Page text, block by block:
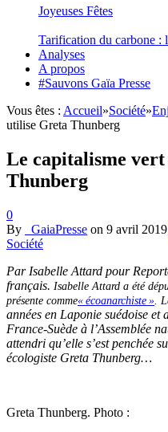
Joyeuses Fêtes
Tarification du carbone :
Analyses
A propos
#Sauvons Gaïa Presse
Vous êtes : Accueil»Société»
utilise Greta Thunberg
Le capitalisme
Thunberg
0
By
_GaiaPresse on 9 avril 2019
Société
Par Isabelle Attard pour
français. Isabelle Attard a été
présente comme« écoanarchiste ».
années en Laponie suédoise et
France-Suède à l’Assemblée
attendri qu’elle s’est penchée
écologiste Greta Thunberg…
Greta Thunberg. Photo :